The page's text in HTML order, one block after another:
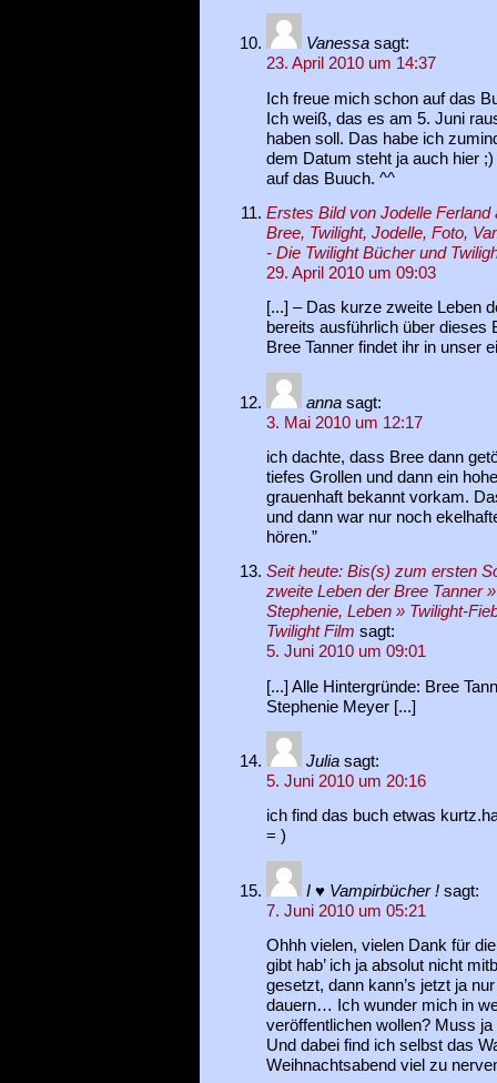
Vanessa sagt:
23. April 2010 um 14:37
Ich freue mich schon auf das
Ich weiß, das es am 5. Juni
haben soll. Das habe ich
dem Datum steht ja auch hier
auf das Buuch. ^^
Erstes Bild von Jodelle Ferland
Bree, Twilight, Jodelle, Foto,
- Die Twilight Bücher und
29. April 2010 um 09:03
[...] – Das kurze zweite Leben
bereits ausführlich über dieses
Bree Tanner findet ihr in unser
anna sagt:
3. Mai 2010 um 12:17
ich dachte, dass Bree dann
tiefes Grollen und dann ein
grauenhaft bekannt vorkam.
und dann war nur noch
hören.”
Seit heute: Bis(s) zum ersten
zweite Leben der Bree Tanner
Stephenie, Leben » Twilight-
Twilight Film sagt:
5. Juni 2010 um 09:01
[...] Alle Hintergründe: Bree
Stephenie Meyer [...]
Julia sagt:
5. Juni 2010 um 20:16
ich find das buch etwas
= )
I ♥ Vampirbücher ! sagt:
7. Juni 2010 um 05:21
Ohhh vielen, vielen Dank für
gibt hab’ ich ja absolut nicht
gesetzt, dann kann’s jetzt ja
dauern… Ich wunder mich in
veröffentlichen wollen? Muss
Und dabei find ich selbst das
Weihnachtsabend viel zu